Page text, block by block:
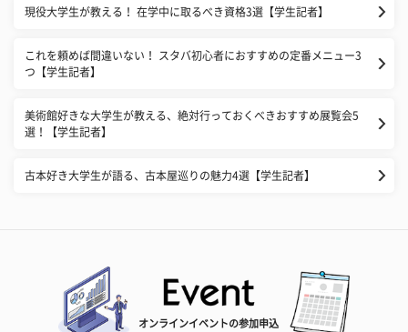
現役大学生が教える！ 在学中に取るべき資格3選【学生記者】
これを頼めば間違いない！ スタバ初心者におすすめの定番メニュー3
つ【学生記者】
美術館好きな大学生が教える、絶対行っておくべきおすすめ展覧会5
選！【学生記者】
古本好き大学生が語る、古本屋巡りの魅力4選【学生記者】
オンラインイベントの参加申込